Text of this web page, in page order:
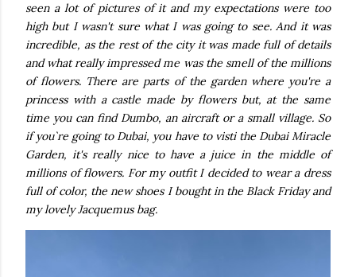
seen a lot of pictures of it and my expectations were too
high but I wasn't sure what I was going to see. And it was
incredible, as the rest of the city it was made full of details
and what really impressed me was the smell of the millions
of flowers. There are parts of the garden where you're a
princess with a castle made by flowers but, at the same
time you can find Dumbo, an aircraft or a small village. So
if you`re going to Dubai, you have to visti the Dubai Miracle
Garden, it's really nice to have a juice in the middle of
millions of flowers. For my outfit I decided to wear a dress
full of color, the new shoes I bought in the Black Friday and
my lovely Jacquemus bag.